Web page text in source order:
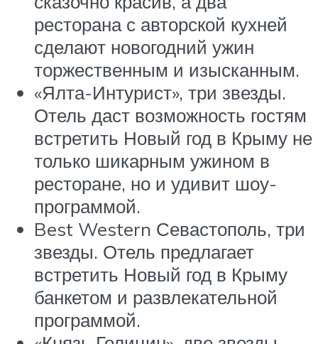
ресторана с авторской кухней
сделают новогодний ужин
торжественным и изысканным.
«Ялта-Интурист», три звезды.
Отель даст возможность гостям
встретить Новый год в Крыму не
только шикарным ужином в
ресторане, но и удивит шоу-
программой.
Best Western Севастополь, три
звезды. Отель предлагает
встретить Новый год в Крыму
банкетом и развлекательной
программой.